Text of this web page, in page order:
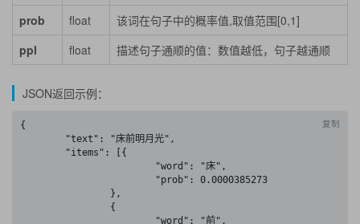
prob
float
该词在句子中的概率值,取值范围[0,1]
ppl
float 描述句子通顺的值：数值越低，句子越通顺
JSON返回示例：
复制
{